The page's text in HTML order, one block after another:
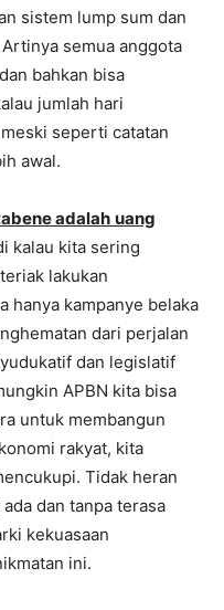
sistem lump sum dan
semua anggota
bahkan bisa
jumlah hari
seperti catatan
awal.
adalah uang
kalau kita sering
lakukan
hanya kampanye belaka
dari perjalan
dan legislatif
APBN kita bisa
untuk membangun
rakyat, kita
Tidak heran
dan tanpa terasa
kekuasaan
ini.